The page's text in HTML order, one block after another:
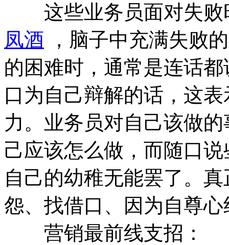
这些业务员面对失败
凤酒 ，脑子中充满失败
的困难时，通常是连话
口为自己辩解的话，这
力。业务员对自己该做
己应该怎么做，而随口
自己的幼稚无能罢了。
怨、找借口、因为自尊
营销最前线支招：